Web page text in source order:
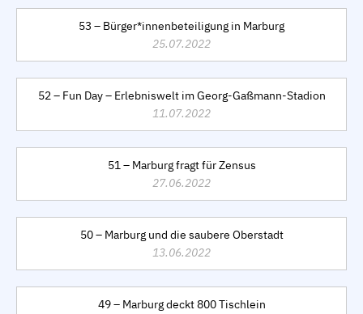
53 – Bürger*innenbeteiligung in Marburg
25.07.2022
52 – Fun Day – Erlebniswelt im Georg-Gaßmann-Stadion
11.07.2022
51 – Marburg fragt für Zensus
27.06.2022
50 – Marburg und die saubere Oberstadt
13.06.2022
49 – Marburg deckt 800 Tischlein